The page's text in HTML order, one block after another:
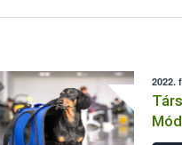
2022.